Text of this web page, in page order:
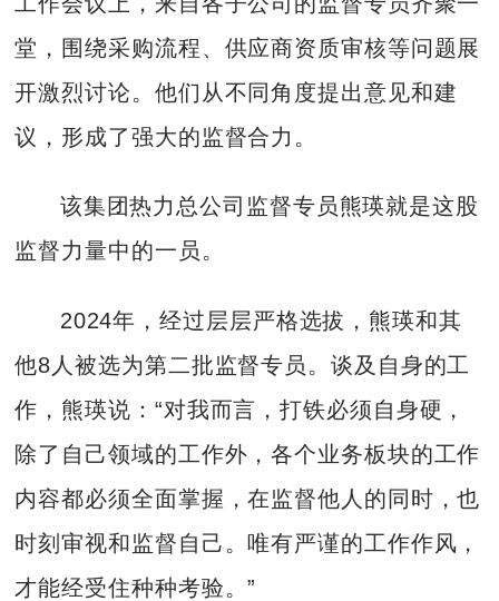
堂，围绕采购流程、供应商资质审核等问题展
开激烈讨论。他们从不同角度提出意见和建
议，形成了强大的监督合力。
该集团热力总公司监督专员熊瑛就是这股
监督力量中的一员。
2024年，经过层层严格选拔，熊瑛和其
他8人被选为第二批监督专员。谈及自身的工
作，熊瑛说：“对我而言，打铁必须自身硬，
除了自己领域的工作外，各个业务板块的工作
内容都必须全面掌握，在监督他人的同时，也
时刻审视和监督自己。唯有严谨的工作作风，
才能经受住种种考验。”